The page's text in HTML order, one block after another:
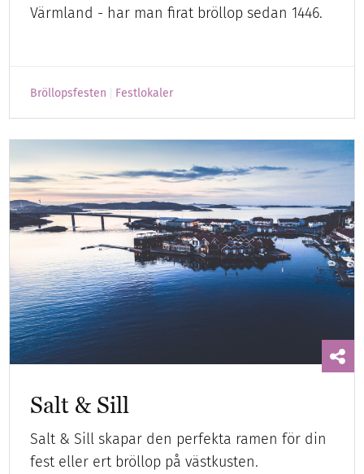
Värmland - har man firat bröllop sedan 1446.
Bröllopsfesten Festlokaler
Salt & Sill
Salt & Sill skapar den perfekta ramen för din
fest eller ert bröllop på västkusten.